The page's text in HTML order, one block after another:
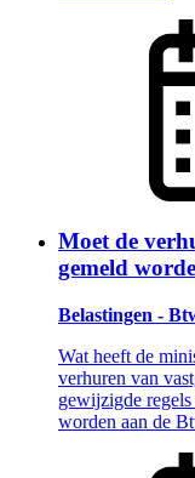
Moet de
gemeld
Belastingen -
Wat heeft de
verhuren van
gewijzigde
worden aan de